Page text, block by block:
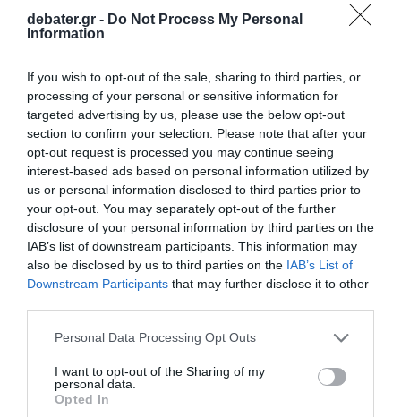
debater.gr - Do Not Process My Personal
Information
If you wish to opt-out of the sale, sharing to third parties, or
processing of your personal or sensitive information for
targeted advertising by us, please use the below opt-out
section to confirm your selection. Please note that after your
opt-out request is processed you may continue seeing
interest-based ads based on personal information utilized by
us or personal information disclosed to third parties prior to
your opt-out. You may separately opt-out of the further
disclosure of your personal information by third parties on the
IAB’s list of downstream participants. This information may
also be disclosed by us to third parties on the IAB’s List of
Downstream Participants that may further disclose it to other
Please note that this website/app uses one or more Google
not limited to your visit or usage behaviour. You may click to
grant or deny consent to Google and its third-party tags to
use your data for below specified purposes in below Google
Personal Data Processing Opt Outs
I want to opt-out of the Sharing of my
personal data.
Opted In
Ακολούθησε το debater.gr στοGoogle News
και μάθετε πρώτοι όλες τις ειδήσεις
Share Tweet
ΑΝΝΑ ΚΑΝΔΥΛΗ ΑΣΤΥΝΟΜΙΑ ΠΑΤΡΑ
ΔΙΑΦΗΜΙΣΗ